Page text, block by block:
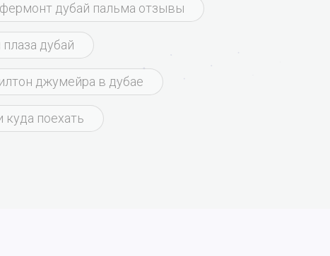
фермонт дубай пальма отзывы
дубай
джумейра в дубае
куда поехать